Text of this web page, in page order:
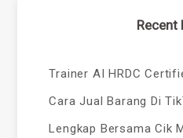
Recent
Trainer AI HRDC
Cara Jual Barang Di
Lengkap Bersama Cik